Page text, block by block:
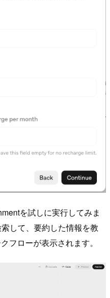
を試しに実行してみま
して、要約した情報を教
フローが表示されます。